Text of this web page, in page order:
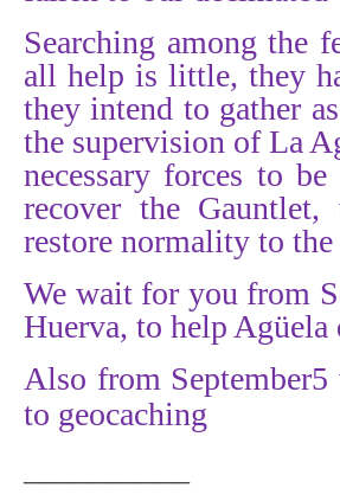
Searching among the
all help is little, they
they intend to gather
the supervision of La
necessary forces to
recover the
restore normality to
We wait for you from
Huerva, to help Agüela
Also from September5
to geocaching